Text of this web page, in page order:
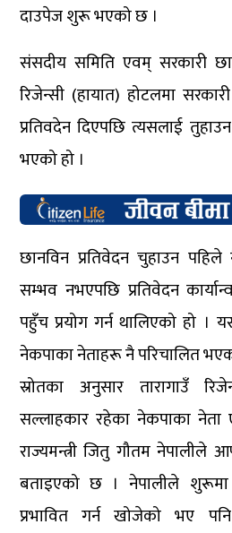
दाउपेज शुरू भएको छ ।
संसदीय समिति एवम् सरकारी
रिजेन्सी (हायात) होटलमा
प्रतिवदेन दिएपछि त्यसलाई
भएको हो ।
छानविन प्रतिवेदन चुहाउन
सम्भव नभएपछि प्रतिवेदन
पहुँच प्रयोग गर्न थालिएको हो ।
नेकपाका नेताहरू नै परिचालित
स्रोतका अनुसार तारागाउँ
सल्लाहकार रहेका नेकपाका नेता
राज्यमन्त्री जितु गौतम नेपालीले
बताइएको छ । नेपालीले शुरूमा
प्रभावित गर्न खोजेको भए